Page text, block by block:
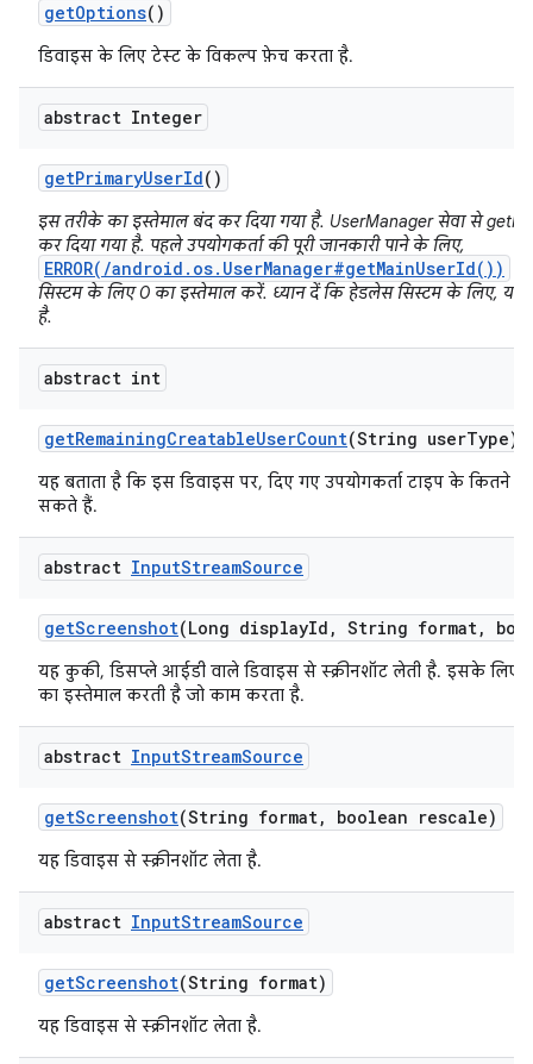
getOptions()
डिवाइस के लिए टेस्ट के विकल्प फ़ेच करता है.
abstract Integer
getPrimaryUserId()
इस तरीके का इस्तेमाल बंद कर दिया गया है. UserManager सेवा से
कर दिया गया है. पहले उपयोगकर्ता की पूरी जानकारी पाने के लिए,
ERROR(/android.os.UserManager#getMainUserId())
सिस्टम के लिए 0 का इस्तेमाल करें. ध्यान दें कि हेडलेस सिस्टम के लिए, यह
है.
abstract int
getRemainingCreatableUserCount(String userType)
यह बताता है कि इस डिवाइस पर, दिए गए उपयोगकर्ता टाइप के कितने
सकते हैं.
abstract InputStreamSource
getScreenshot(Long displayId , String format,
यह कुकी, डिसप्ले आईडी वाले डिवाइस से स्क्रीनशॉट लेती है. इसके लिए,
का इस्तेमाल करती है जो काम करता है.
abstract InputStreamSource
getScreenshot(String format, boolean rescale)
यह डिवाइस से स्क्रीनशॉट लेता है.
abstract InputStreamSource
getScreenshot(String format)
यह डिवाइस से स्क्रीनशॉट लेता है.